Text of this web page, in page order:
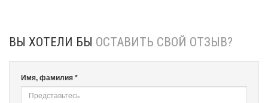
ВЫ ХОТЕЛИ БЫ ОСТАВИТЬ СВОЙ ОТЗЫВ?
Имя, фамилия *